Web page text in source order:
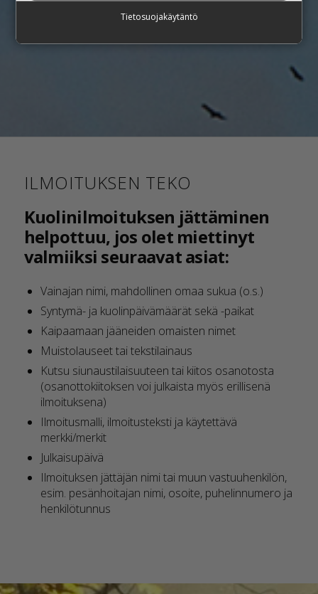
ILMOITUKSEN TEKO
Kuolinilmoituksen jättäminen
helpottuu, jos olet miettinyt
valmiiksi seuraavat asiat:
Vainajan nimi, mahdollinen omaa sukua (o.s.)
Syntymä- ja kuolinpäivämäärät sekä -paikat
Kaipaamaan jääneiden omaisten nimet
Muistolauseet tai tekstilainaus
Kutsu siunaustilaisuuteen tai kiitos osanotosta
(osanottokiitoksen voi julkaista myös erillisenä
ilmoituksena)
Ilmoitusmalli, ilmoitusteksti ja käytettävä
merkki/merkit
Julkaisupäivä
Ilmoituksen jättäjän nimi tai muun vastuuhenkilön,
esim. pesänhoitajan nimi, osoite, puhelinnumero ja
henkilötunnus
Tietosuojakäytäntö